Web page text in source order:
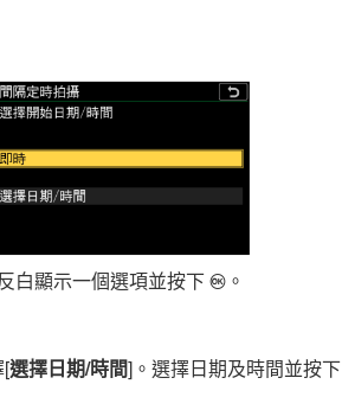
白顯示一個選項並按下 J。
[選擇日期/時間]。選擇日期及時間並按下